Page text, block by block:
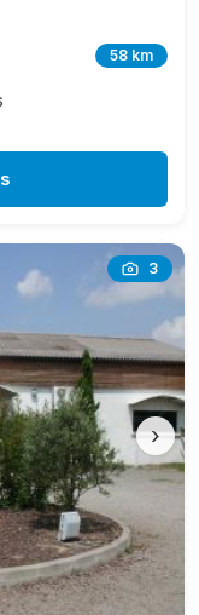
58 km
3
›